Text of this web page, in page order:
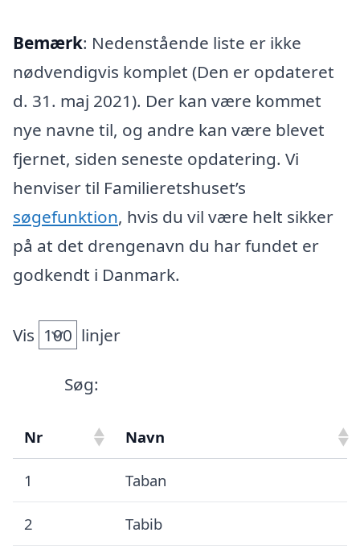
Bemærk: Nedenstående liste er ikke
nødvendigvis komplet (Den er opdateret
d. 31. maj 2021). Der kan være kommet
nye navne til, og andre kan være blevet
fjernet, siden seneste opdatering. Vi
henviser til Familieretshuset’s
søgefunktion, hvis du vil være helt sikker
på at det drengenavn du har fundet er
godkendt i Danmark.
Vis linjer
Søg:
Nr Navn
1 Taban
2 Tabib